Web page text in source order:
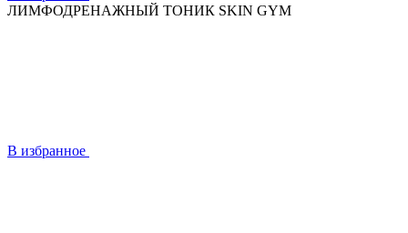
ЛИМФОДРЕНАЖНЫЙ ТОНИК SKIN GYM
В избранное